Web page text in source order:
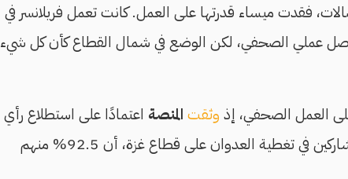
فقدت ميساء قدرتها على العمل. كانت تعمل فريلانسر في
عملي الصحفي، لكن الوضع في شمال القطاع كأن كل شيء
العمل الصحفي، إذ وثقت المنصة اعتمادًا على استطلاع رأي
إلكتروني شارك فيه 169 صحفيًا وصحفيةً، من المشاركين في تغطية العدوان على قطاع غزة، أن 92.5% منهم